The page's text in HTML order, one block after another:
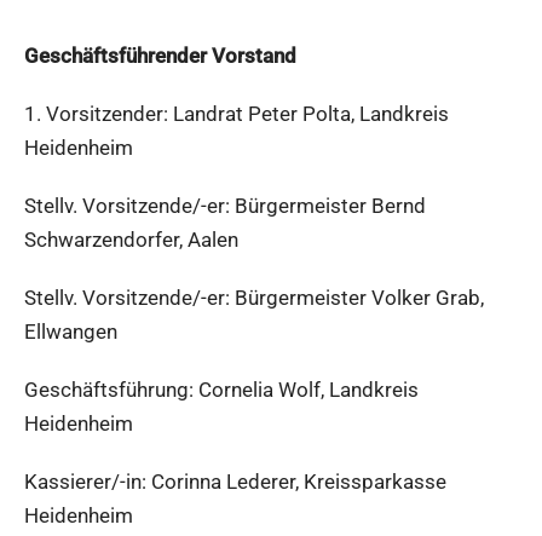
Geschäftsführender Vorstand
1. Vorsitzender: Landrat Peter Polta, Landkreis
Heidenheim
Stellv. Vorsitzende/-er: Bürgermeister Bernd
Schwarzendorfer, Aalen
Stellv. Vorsitzende/-er: Bürgermeister Volker Grab,
Ellwangen
Geschäftsführung: Cornelia Wolf, Landkreis
Heidenheim
Kassierer/-in: Corinna Lederer, Kreissparkasse
Heidenheim